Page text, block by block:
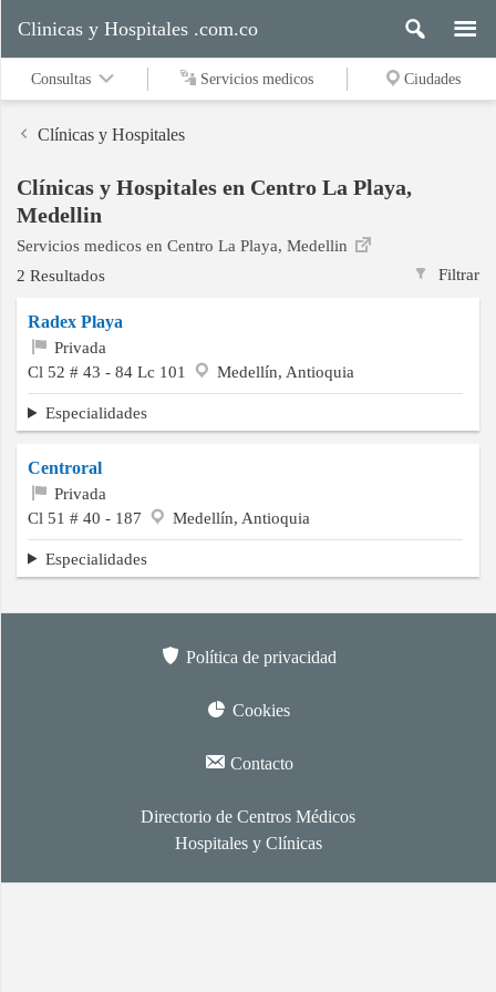
Servicios
medicos
Ciudades
Buscar
Contacto
Clinicas y Hospitales .com.co
Consultas Servicios medicos Ciudades
Clínicas y Hospitales
Clínicas y Hospitales en Centro La Playa,
Medellin
Servicios medicos en Centro La Playa, Medellin
Filtrar
2 Resultados
Radex Playa
Privada
Cl 52 # 43 - 84 Lc 101
Medellín, Antioquia
Especialidades
Centroral
Privada
Cl 51 # 40 - 187
Medellín, Antioquia
Especialidades
Política de privacidad
Cookies
Contacto
Directorio de Centros Médicos
Hospitales y Clínicas